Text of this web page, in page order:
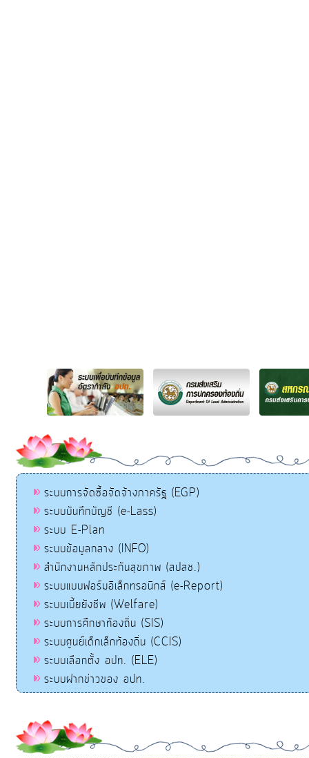
ระบบการจัดซื้อจัดจ้างภาครัฐ (EGP)
ระบบบันทึกบัญชี (e-Lass)
ระบบ E-Plan
ระบบข้อมูลกลาง (INFO)
สำนักงานหลักประกันสุขภาพ (สปสช.)
ระบบแบบฟอร์มอิเล็กทรอนิกส์ (e-Report)
ระบบเบี้ยยังชีพ (Welfare)
ระบบการศึกษาท้องถิ่น (SIS)
ระบบศูนย์เด็กเล็กท้องถิ่น (CCIS)
ระบบเลือกตั้ง อปท. (ELE)
ระบบฝากข่าวของ อปท.